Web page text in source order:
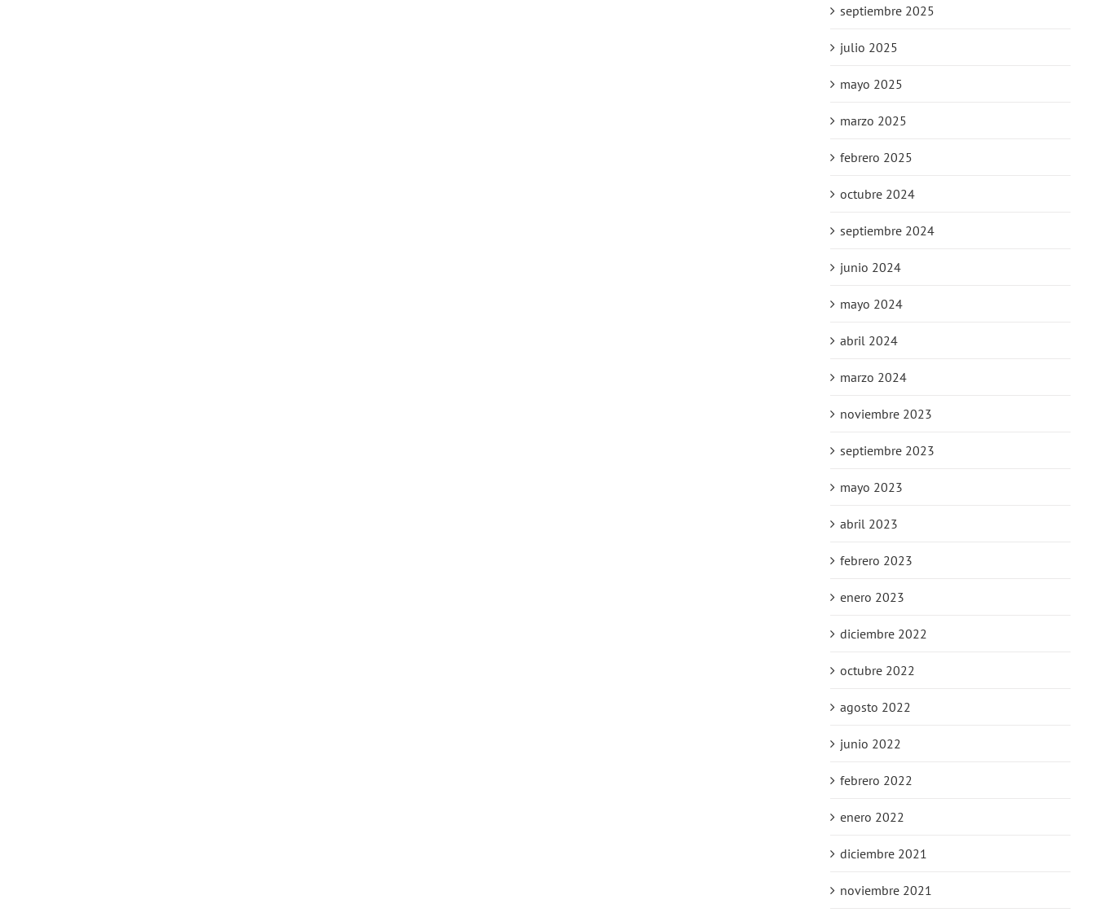
septiembre 2025
julio 2025
mayo 2025
marzo 2025
febrero 2025
octubre 2024
septiembre 2024
junio 2024
mayo 2024
abril 2024
marzo 2024
noviembre 2023
septiembre 2023
mayo 2023
abril 2023
febrero 2023
enero 2023
diciembre 2022
octubre 2022
agosto 2022
junio 2022
febrero 2022
enero 2022
diciembre 2021
noviembre 2021